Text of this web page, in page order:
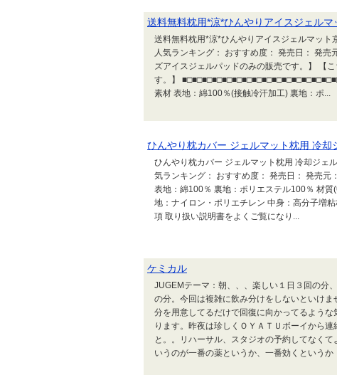
送料無料枕用*涼*ひんやりアイスジェル
送料無料枕用*涼*ひんやりアイスジェルマッ
人気ランキング： おすすめ度： 発売日： 発
ズアイスジェルパッドのみの販売です。】 【
す。】
素材 表地：綿100％(接触冷汗加工) 裏地：ポ...
ひんやり枕カバー ジェルマット枕用 冷却
ひんやり枕カバー ジェルマット枕用 冷却ジェ
気ランキング： おすすめ度： 発売日： 発売
表地：綿100％ 裏地：ポリエステル100％ 材
地：ナイロン・ポリエチレン 中身：高分子増
項 取り扱い説明書をよくご覧になり...
ケミカル
JUGEMテーマ：朝、、、楽しい１日３回の分
の分。今回は複雑に飲み分けをしないといけ
分を用意してるだけで回復に向かってるよう
ります。昨夜は珍しくＯＹＡＴＵボーイから
と。。リハーサル、スタジオの予約してなく
いうのが一番の薬というか、一番効くというか